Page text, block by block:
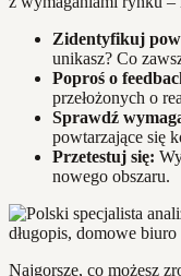
Zidentyfikuj
unikasz? Co
Poproś o
przełożonych o
Sprawdź
powtarzające się
Przetestuj się:
nowego obszaru.
Najgorsze, co możesz